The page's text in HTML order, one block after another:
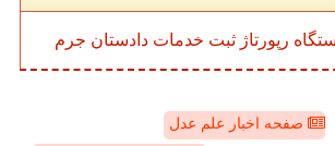
رپورتاژ ثبت خدمات دادستان جرم
صفحه اخبار علم عدل